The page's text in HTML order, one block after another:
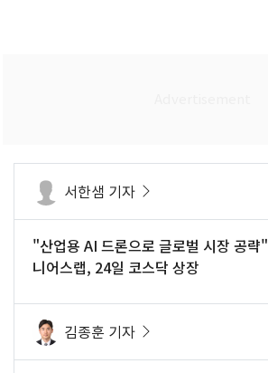
서한샘 기자
"산업용 AI 드론으로 글로벌 시장 공략"
니어스랩, 24일 코스닥 상장
김종훈 기자